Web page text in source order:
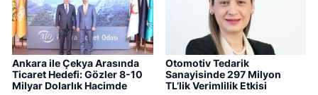
Ankara ile Çekya Arasında
Ticaret Hedefi: Gözler 8-10
Milyar Dolarlık Hacimde
Otomotiv Tedarik
Sanayisinde 297 Milyon
TL’lik Verimlilik Etkisi